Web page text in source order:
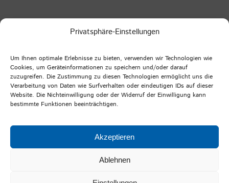
Privatsphäre-Einstellungen
Um Ihnen optimale Erlebnisse zu bieten, verwenden wir Technologien wie
Cookies, um Geräteinformationen zu speichern und/oder darauf
zuzugreifen. Die Zustimmung zu diesen Technologien ermöglicht uns die
Verarbeitung von Daten wie Surfverhalten oder eindeutigen IDs auf dieser
Website. Die Nichteinwilligung oder der Widerruf der Einwilligung kann
bestimmte Funktionen beeinträchtigen.
Akzeptieren
Ablehnen
Facebook Instagram YouTube LinkedIn
PFI Germany